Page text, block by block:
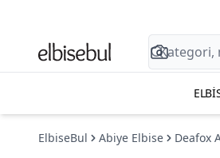
ElbiseBul Abiye Elbise Deafox